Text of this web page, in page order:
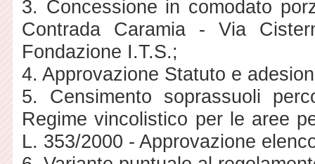
3. Concessione in comodato
Contrada Caramia - Via
Fondazione I.T.S.;
4. Approvazione Statuto e
5. Censimento soprassuoli
Regime vincolistico per le aree
L. 353/2000 - Approvazione